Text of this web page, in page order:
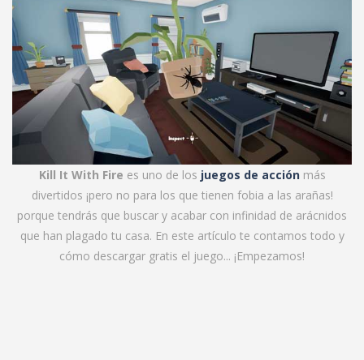
Kill It With Fire es uno de los juegos de acciónmás
divertidos ¡pero no para los que tienen fobia a las arañas!
porque tendrás que buscar y acabar con infinidad de arácnidos
que han plagado tu casa. En este artículo te contamos todo y
cómo descargar gratis el juego... ¡Empezamos!